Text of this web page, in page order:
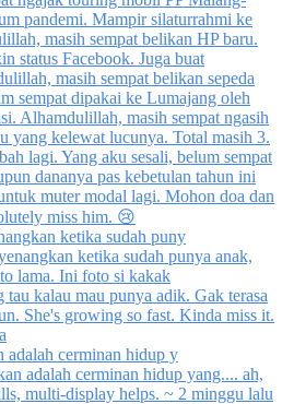
ketika sudah puny
adalah cerminan hidup y